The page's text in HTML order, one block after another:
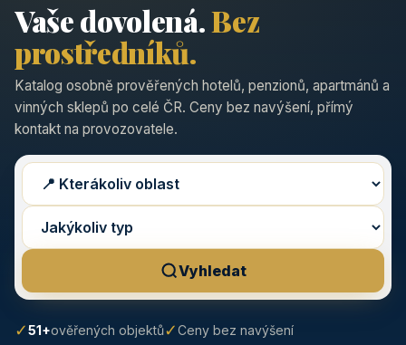
Vaše dovolená.Bez
prostředníků.
Katalog osobně prověřených hotelů, penzionů, apartmánů a
vinných sklepů po celé ČR. Ceny bez navýšení, přímý
kontakt na provozovatele.
Vyhledat
✓51+ověřených objektů✓Ceny bez navýšení